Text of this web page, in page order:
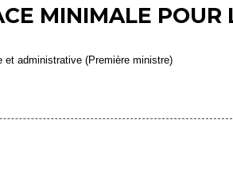
MINIMALE
et administrative (Première ministre)